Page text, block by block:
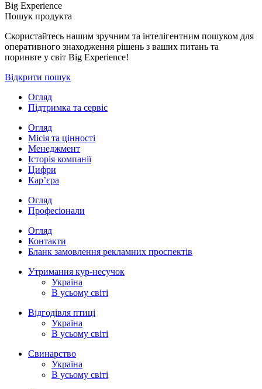
Big Experience
Пошук продукта
Скористайтесь нашим зручним та інтелігентним пошуком для
оперативного знаходження рішень з ваших питань та
пориньте у світ Big Experience!
Відкрити пошук
Огляд
Підтримка та сервіс
Огляд
Місія та цінності
Менеджмент
Історія компанії
Цифри
Кар’єра
Огляд
Професіонали
Огляд
Контакти
Бланк замовлення рекламних проспектів
Утримання кур-несучок
Україна
В усьому світі
Відгодівля птиці
Україна
В усьому світі
Свинарство
Україна
В усьому світі